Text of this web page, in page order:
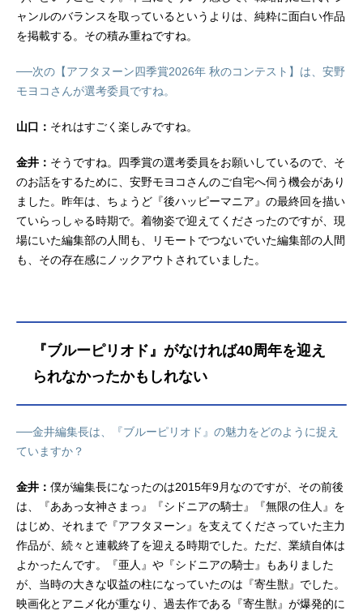
ャンルのバランスを取っているというよりは、純粋に面白い作品
を掲載する。その積み重ねですね。
──次の【アフタヌーン四季賞2026年 秋のコンテスト】は、安野
モヨコさんが選考委員ですね。
山口： それはすごく楽しみですね。
金井： そうですね。四季賞の選考委員をお願いしているので、そ
のお話をするために、安野モヨコさんのご自宅へ伺う機会があり
ました。昨年は、ちょうど『後ハッピーマニア』の最終回を描い
ていらっしゃる時期で。着物姿で迎えてくださったのですが、現
場にいた編集部の人間も、リモートでつないでいた編集部の人間
も、その存在感にノックアウトされていました。
『ブルーピリオド』がなければ40周年を迎え
られなかったかもしれない
──金井編集長は、『ブルーピリオド』の魅力をどのように捉え
ていますか？
金井： 僕が編集長になったのは2015年9月なのですが、その前後
は、『ああっ女神さまっ』『シドニアの騎士』『無限の住人』を
はじめ、それまで『アフタヌーン』を支えてくださっていた主力
作品が、続々と連載終了を迎える時期でした。ただ、業績自体は
よかったんです。『亜人』や『シドニアの騎士』もありました
が、当時の大きな収益の柱になっていたのは『寄生獣』でした。
映画化とアニメ化が重なり、過去作である『寄生獣』が爆発的に